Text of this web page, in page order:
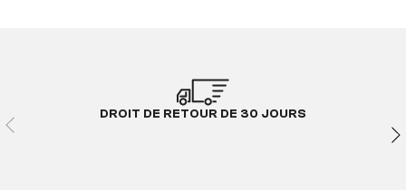
DROIT DE RETOUR DE 30 JOURS